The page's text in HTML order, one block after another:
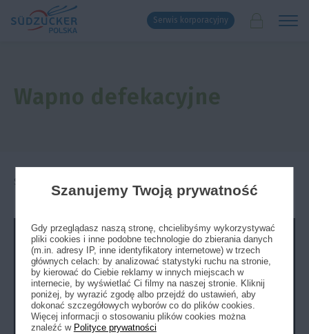
Serwis korporacyjny
Wapno defekacyjne
Strona główna
Szanujemy Twoją prywatność
Gdy przeglądasz naszą stronę, chcielibyśmy wykorzystywać
pliki cookies i inne podobne technologie do zbierania danych
(m.in. adresy IP, inne identyfikatory internetowe) w trzech
głównych celach: by analizować statystyki ruchu na stronie,
by kierować do Ciebie reklamy w innych miejscach w
internecie, by wyświetlać Ci filmy na naszej stronie. Kliknij
poniżej, by wyrazić zgodę albo przejdź do ustawień, aby
dokonać szczegółowych wyborów co do plików cookies.
Więcej informacji o stosowaniu plików cookies można
znaleźć w Polityce prywatności